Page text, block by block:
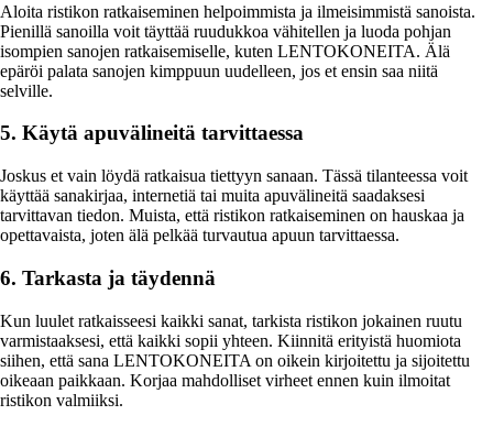
Aloita ristikon ratkaiseminen helpoimmista ja ilmeisimmistä sanoista.
Pienillä sanoilla voit täyttää ruudukkoa vähitellen ja luoda pohjan
isompien sanojen ratkaisemiselle, kuten LENTOKONEITA. Älä
epäröi palata sanojen kimppuun uudelleen, jos et ensin saa niitä
selville.
5. Käytä apuvälineitä tarvittaessa
Joskus et vain löydä ratkaisua tiettyyn sanaan. Tässä tilanteessa voit
käyttää sanakirjaa, internetiä tai muita apuvälineitä saadaksesi
tarvittavan tiedon. Muista, että ristikon ratkaiseminen on hauskaa ja
opettavaista, joten älä pelkää turvautua apuun tarvittaessa.
6. Tarkasta ja täydennä
Kun luulet ratkaisseesi kaikki sanat, tarkista ristikon jokainen ruutu
varmistaaksesi, että kaikki sopii yhteen. Kiinnitä erityistä huomiota
siihen, että sana LENTOKONEITA on oikein kirjoitettu ja sijoitettu
oikeaan paikkaan. Korjaa mahdolliset virheet ennen kuin ilmoitat
ristikon valmiiksi.